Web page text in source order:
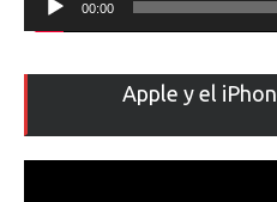
00:00
Apple y el